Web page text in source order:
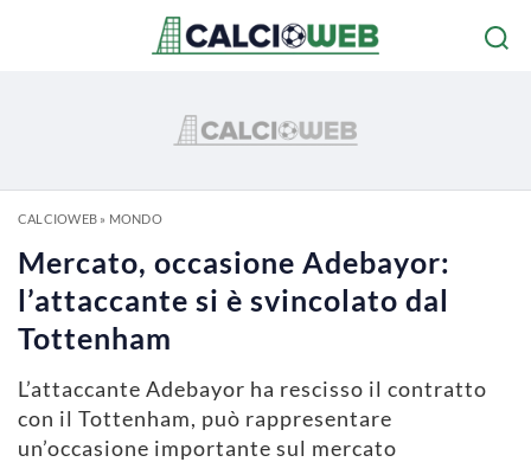
CALCIOWEB» MONDO
Mercato, occasione Adebayor:
l’attaccante si è svincolato dal
Tottenham
L’attaccante Adebayor ha rescisso il contratto
con il Tottenham, può rappresentare
un’occasione importante sul mercato